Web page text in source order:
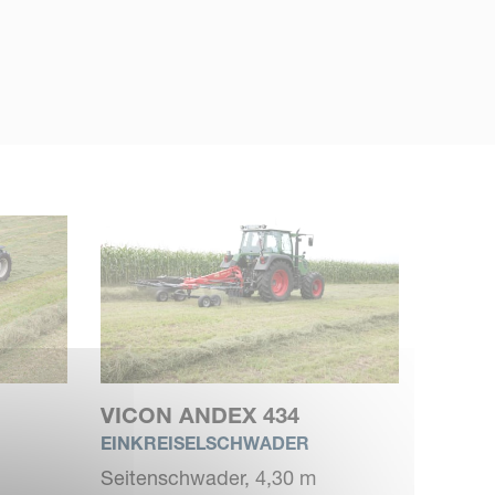
VICON ANDEX 434
EINKREISELSCHWADER
Seitenschwader, 4,30 m